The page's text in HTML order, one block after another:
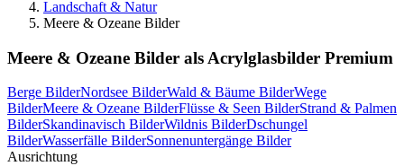
Landschaft & Natur
Meere & Ozeane Bilder
Meere & Ozeane Bilder als Acrylglasbilder Premium
Berge BilderNordsee BilderWald & Bäume BilderWege
BilderMeere & Ozeane BilderFlüsse & Seen BilderStrand & Palmen
BilderSkandinavisch BilderWildnis BilderDschungel
BilderWasserfälle BilderSonnenuntergänge Bilder
Ausrichtung